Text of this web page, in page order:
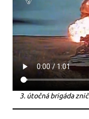
3. útočná brigáda